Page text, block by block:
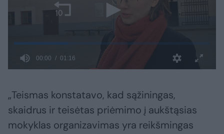
„Teismas konstatavo, kad sąžiningas,
skaidrus ir teisėtas priėmimo į aukštąsias
mokyklas organizavimas yra reikšmingas